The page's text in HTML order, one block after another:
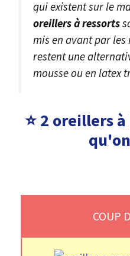
qui existent sur le
oreillers à ressorts
mis en avant par
restent une
mousse ou en latex
⭐ 2 oreillers
COUP